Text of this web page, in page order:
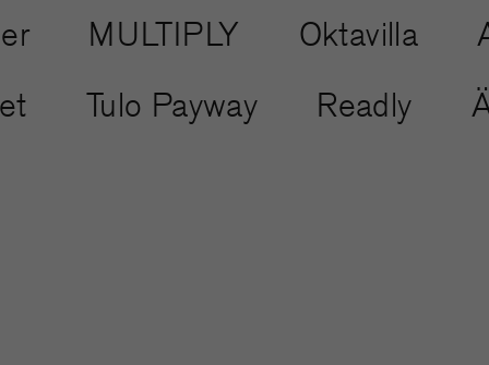
MULTIPLY Oktavilla
Readly
Tulo Payway